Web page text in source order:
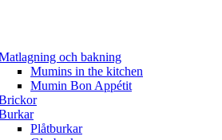
och bakning
Mumins in the kitchen
Mumin Bon Appétit
Plåtburkar